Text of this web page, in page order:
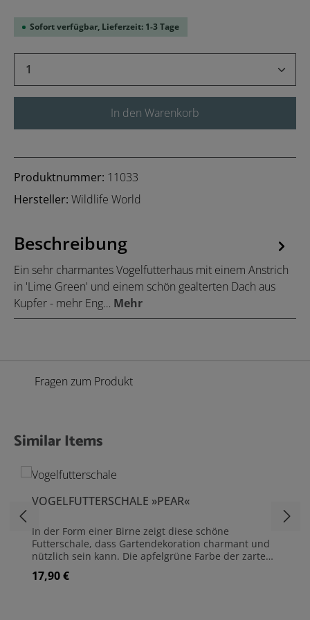
Sofort verfügbar, Lieferzeit: 1-3 Tage
Produkt Anzahl: Gib den gewünschten
In den Warenkorb
Produktnummer: 11033
Hersteller: Wildlife World
Beschreibung
Ein sehr charmantes Vogelfutterhaus mit einem Anstrich
in 'Lime Green' und einem schön gealterten Dach aus
Kupfer - mehr Eng… Mehr
Fragen zum Produkt
Produktgalerie überspringen
Similar Items
VOGELFUTTERSCHALE »PEAR«
In der Form einer Birne zeigt diese schöne
Futterschale, dass Gartendekoration charmant und
nützlich sein kann. Die apfelgrüne Farbe der zarten
Craquelé-Glasur changiert zwischen hell und
dunkel. Die Öffnungen der Schale sind ideal für die
Regulärer Preis:
17,90 €